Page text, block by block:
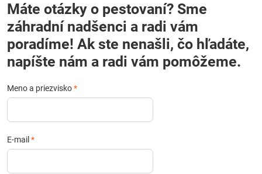
Máte otázky o pestovaní? Sme
záhradní nadšenci a radi vám
poradíme! Ak ste nenašli, čo hľadáte,
napíšte nám a radi vám pomôžeme.
Meno a priezvisko*
E-mail *